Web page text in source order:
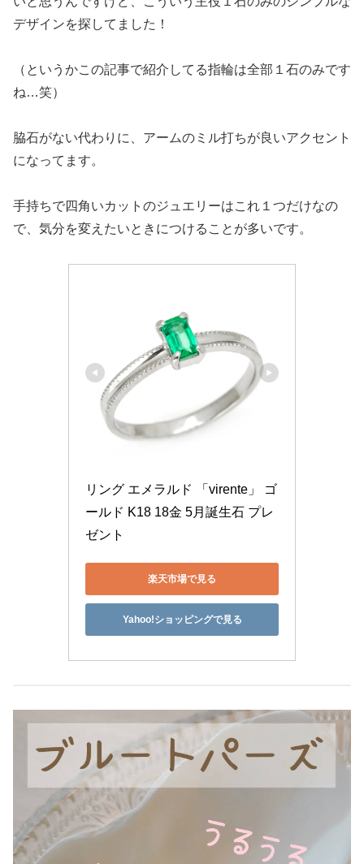
デザインを探してました！
（というかこの記事で紹介してる指輪は全部１石のみです
ね…笑）
脇石がない代わりに、アームのミル打ちが良いアクセント
になってます。
手持ちで四角いカットのジュエリーはこれ１つだけなの
で、気分を変えたいときにつけることが多いです。
リング エメラルド 「virente」 ゴ
ールド K18 18金 5月誕生石 プレ
ゼント
楽天市場で見る
Yahoo!ショッピングで見る